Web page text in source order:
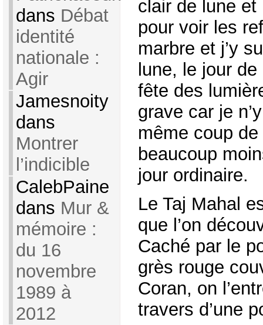
dans Débat
identité
nationale :
Agir
Jamesnoity
dans
Montrer
l’indicible
CalebPaine
dans Mur &
mémoire :
du 16
novembre
1989 à
2012
clair de lune
pour voir les
marbre et j’y
lune, le jour de
fête des
grave car je
même coup
beaucoup
jour ordinaire.
Le Taj Mahal
que l’on
Caché par le
grès rouge
Coran, on
travers d’une